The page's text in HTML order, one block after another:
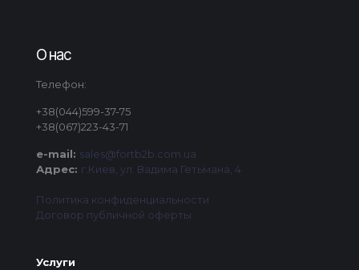
О нас
Телефон:
+38(044)599-37-75
+38(067)223-43-71
e-mail: sales@fortb2b.com.ua
Адрес: г.Киев, ул. Вадима Гетьмана, 4
Политика конфиденциальности
Договор публичной оферты
Услуги